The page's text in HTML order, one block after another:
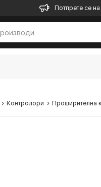
Потпрете се
Контролори Проширителна